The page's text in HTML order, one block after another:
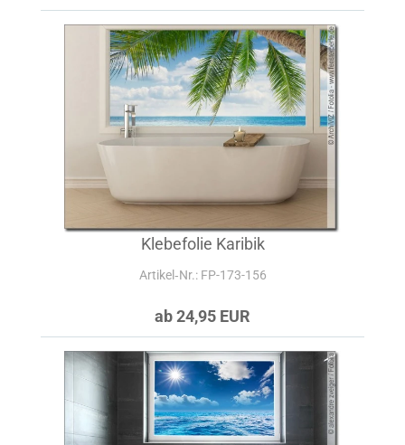
Klebefolie Karibik
Artikel‑Nr.: FP-173-156
ab 24,95 EUR